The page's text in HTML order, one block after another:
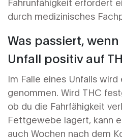
durch medizinisches
Was passiert,
Unfall positiv auf
Im Falle eines Unfalls
genommen. Wird THC
ob du die Fahrfähigkeit
Fettgewebe lagert, kann
auch Wochen nach dem